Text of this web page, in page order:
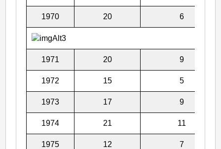
1970 20 6
1971 20 9
1972 15 5
1973 17 9
1974 21 11
1975 12 7